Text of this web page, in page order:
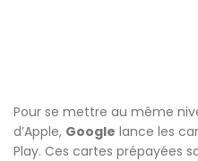
Pour se mettre au même
d’Apple, Google lance les
Play. Ces cartes prépayées